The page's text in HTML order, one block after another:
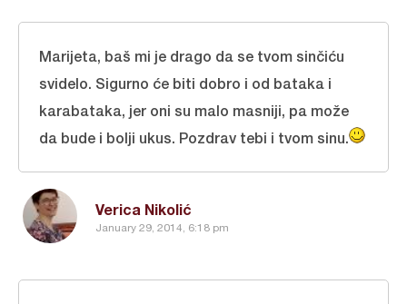
Verica Nikolić
January 29, 2014, 6:18 pm
Marijeta, baš mi je drago da se tvom sinčiću
svidelo. Sigurno će biti dobro i od bataka i
karabataka, jer oni su malo masniji, pa može
da bude i bolji ukus. Pozdrav tebi i tvom sinu.